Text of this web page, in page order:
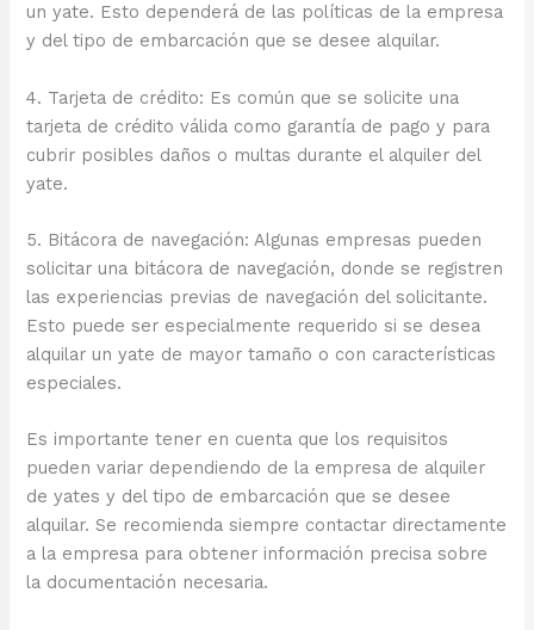
un yate. Esto dependerá de las políticas de la empresa
y del tipo de embarcación que se desee alquilar.
4. Tarjeta de crédito: Es común que se solicite una
tarjeta de crédito válida como garantía de pago y para
cubrir posibles daños o multas durante el alquiler del
yate.
5. Bitácora de navegación: Algunas empresas pueden
solicitar una bitácora de navegación, donde se registren
las experiencias previas de navegación del solicitante.
Esto puede ser especialmente requerido si se desea
alquilar un yate de mayor tamaño o con características
especiales.
Es importante tener en cuenta que los requisitos
pueden variar dependiendo de la empresa de alquiler
de yates y del tipo de embarcación que se desee
alquilar. Se recomienda siempre contactar directamente
a la empresa para obtener información precisa sobre
la documentación necesaria.